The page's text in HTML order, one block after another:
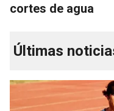
cortes de agua
Últimas